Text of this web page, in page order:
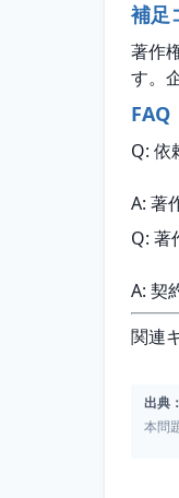
補足
著作
す。
FAQ
Q: 依
A: 著
Q: 著
A: 契
関連
出典：
本問